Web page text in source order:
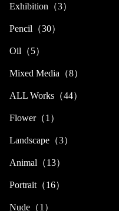
Exhibition（3）
Pencil（30）
Oil（5）
Mixed Media（8）
ALL Works（44）
Flower（1）
Landscape（3）
Animal（13）
Portrait（16）
Nude（1）